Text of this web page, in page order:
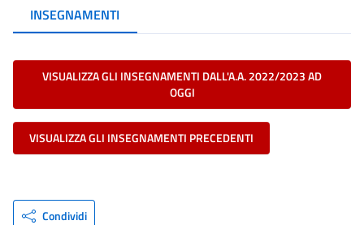
INSEGNAMENTI
VISUALIZZA GLI INSEGNAMENTI DALL'A.A. 2022/2023 AD
OGGI
VISUALIZZA GLI INSEGNAMENTI PRECEDENTI
Condividi